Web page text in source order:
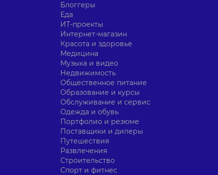
Блоггеры
Еда
ИТ-проекты
Интернет-магазин
Красота и здоровье
Медицина
Музыка и видео
Недвижимость
Общественное питание
Образование и курсы
Обслуживание и сервис
Одежда и обувь
Портфолио и резюме
Поставщики и дилеры
Путешествия
Развлечения
Строительство
Спорт и фитнес